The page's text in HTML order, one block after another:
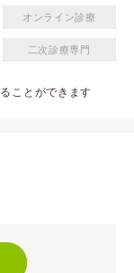
オンライン診療
二次診療専門
ことができます